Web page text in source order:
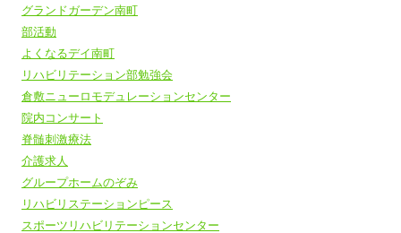
グランドガーデン南町
部活動
よくなるデイ南町
リハビリテーション部勉強会
倉敷ニューロモデュレーションセンター
院内コンサート
脊髄刺激療法
介護求人
グループホームのぞみ
リハビリステーションピース
スポーツリハビリテーションセンター